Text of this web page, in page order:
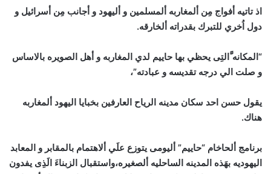
اذ تاتيه أفواج مِن ألمغاربه ألمسلمين و أليهود و أجانب مِن أسرائيل و
دول اُخري للتبرك بقدراته ألخارقه.
“المكانه َّالتِى يحظي بها حاييم لدي المغاربه و أهل الصويره بالاساس
و صلت الي درجه تقديسه و عبادته”،
يقول حسن احد سكان مدينه الرياح العارفين بخبايا اليهود ألمغاربه
هناك.
برنامج ألحاخام “حاييم” أليومى يتوزع علَي ألاهتمام بالمقابر و المعابد
اليهوديه بهَذه المدينه الساحليه ألصغيره،واستقبال الزبناءَ الَذِى يفدون